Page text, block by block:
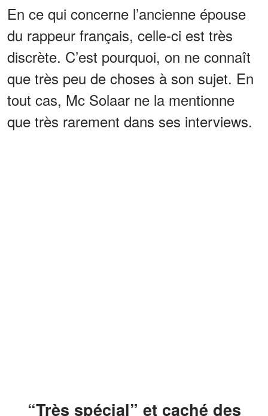
En ce qui concerne l’ancienne épouse
du rappeur français, celle-ci est très
discrète. C’est pourquoi, on ne connaît
que très peu de choses à son sujet. En
tout cas, Mc Solaar ne la mentionne
que très rarement dans ses interviews.
“Très spécial” et caché des